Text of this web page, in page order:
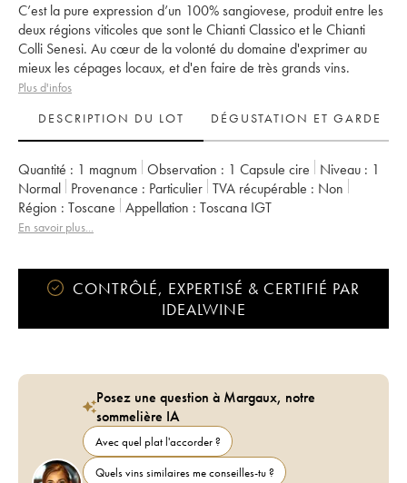
C’est la pure expression d’un 100% sangiovese, produit entre les
deux régions viticoles que sont le Chianti Classico et le Chianti
Colli Senesi. Au cœur de la volonté du domaine d'exprimer au
mieux les cépages locaux, et d'en faire de très grands vins.
Plus d'infos
DESCRIPTION DU LOT
DÉGUSTATION ET GARDE
Quantité : 1 magnum Observation : 1 Capsule cire Niveau : 1
Normal
Provenance : particulier TVA récupérable :
non
Région : Toscane Appellation : Toscana IGT
En savoir plus...
CONTRÔLÉ, EXPERTISÉ & CERTIFIÉ PAR
IDEALWINE
Posez une question à Margaux, notre
sommelière IA
Avec quel plat l'accorder ?
Quels vins similaires me conseilles-tu ?